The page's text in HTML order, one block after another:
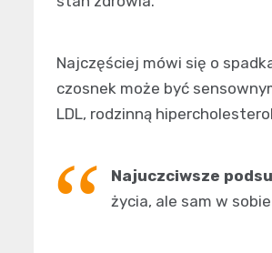
Najczęściej mówi się o
czosnek może być
LDL, rodzinną
Najuczciwsze
życia, ale sam w